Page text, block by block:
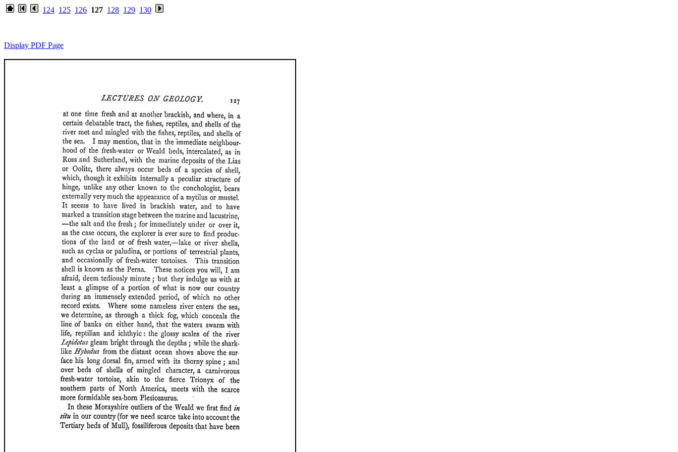
124 125 126 127 128 129 130
Display PDF Page